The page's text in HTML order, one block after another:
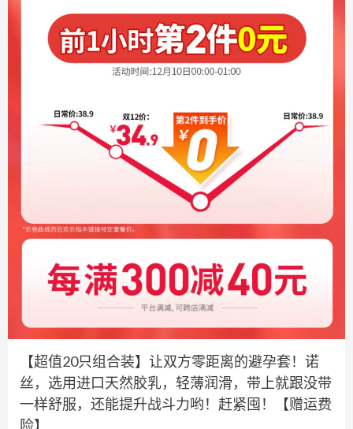
【超值20只组合装】让双方零距离的避孕套！诺
丝，选用进口天然胶乳，轻薄润滑，带上就跟没带
一样舒服，还能提升战斗力哟！赶紧囤！【赠运费
险】